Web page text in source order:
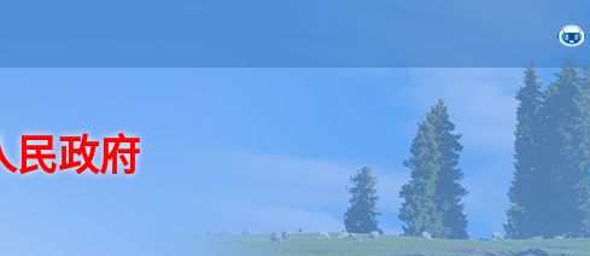
民政府